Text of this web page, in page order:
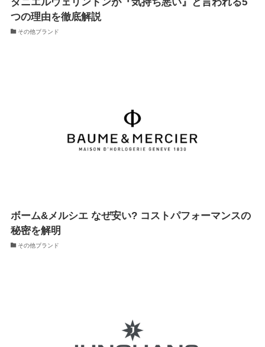
ダニエルウェリントンが『気持ち悪い』と言われる5
つの理由を徹底解説
その他ブランド
ボーム&メルシエ なぜ安い? コストパフォーマンスの
秘密を解明
その他ブランド